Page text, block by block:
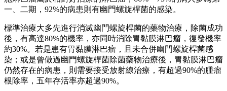
一、二期，92%的病患則有幽門螺旋桿菌的感染。
標準治療大多先進行消滅幽門螺旋桿菌的藥物治療，除菌成功
後，有高達80%的機率，亦同時消除胃黏膜淋巴瘤，復發機率
約30%。若是患有胃黏膜淋巴瘤，且未合併幽門螺旋桿菌感
染；或是曾做過幽門螺旋桿菌除菌藥物治療後，胃黏膜淋巴瘤
仍然存在的病患，則需要接受放射線治療，有超過90%的腫瘤
根除率，五年存活率亦超過90%。